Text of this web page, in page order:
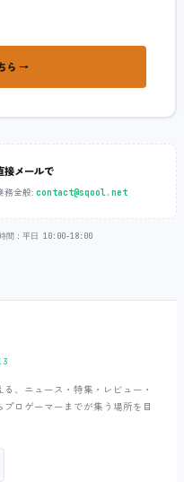
ら →
接メールで
務全般: contact@sqool.net
間：平日 10:00-18:00
、ニュース・特集・レビュー・
ロゲーマーまでが集う場所を目